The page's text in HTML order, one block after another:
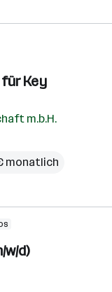
Key
m.b.H.
monatlich
w/d)